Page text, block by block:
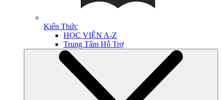
Kiến Thức
HỌC VIỆN A-Z
Trung Tâm Hỗ Trợ